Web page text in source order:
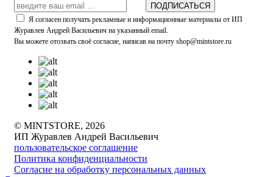
ПОДПИСАТЬСЯ
Я согласен получать рекламные и информационные материалы от ИП
Журавлев Андрей Васильевич на указанный email.
Вы можете отозвать своё согласие, написав на почту shop@mintstore.ru
© MINTSTORE, 2026
ИП Журавлев Андрей Васильевич
пользовательское соглашение
Политика конфиденциальности
Согласие на обработку персональных данных